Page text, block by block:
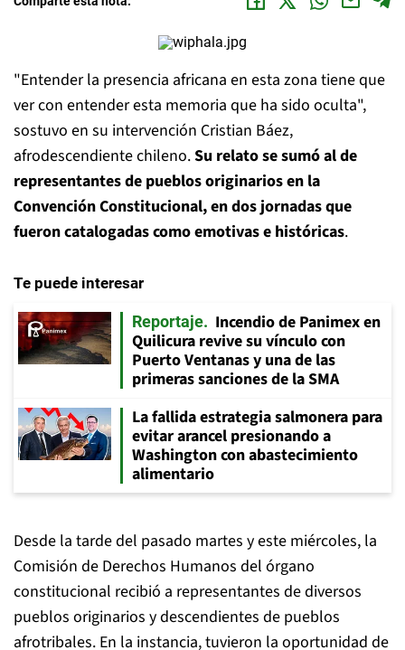
"Entender la presencia africana en esta zona tiene que
ver con entender esta memoria que ha sido oculta",
sostuvo en su intervención Cristian Báez,
afrodescendiente chileno.Su relato se sumó al de
representantes de pueblos originarios en la
Convención Constitucional, en dos jornadas que
fueron catalogadas como emotivas e históricas.
Te puede interesar
Reportaje
Incendio de Panimex en
Quilicura revive su vínculo con
Puerto Ventanas y una de las
primeras sanciones de la SMA
La fallida estrategia salmonera para
evitar arancel presionando a
Washington con abastecimiento
alimentario
Desde la tarde del pasado martes y este miércoles, la
Comisión de Derechos Humanos del órgano
constitucional recibió a representantes de diversos
pueblos originarios y descendientes de pueblos
afrotribales. En la instancia, tuvieron la oportunidad de